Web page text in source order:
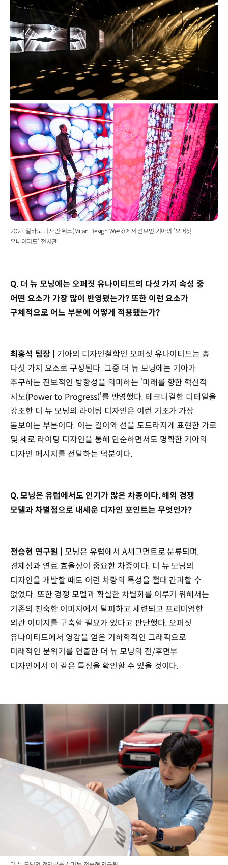
2023 밀라노 디자인 위크(Milan Design Week)에서 선보인 기아의 ‘오퍼짓
유나이티드’ 전시관
Q. 더 뉴 모닝에는 오퍼짓 유나이티드의 다섯 가지 속성 중
어떤 요소가 가장 많이 반영됐는가? 또한 이런 요소가
구체적으로 어느 부분에 어떻게 적용됐는가?
최홍석 팀장 |
기아의 디자인철학인 오퍼짓 유나이티드는 총
다섯 가지 요소로 구성된다. 그중 더 뉴 모닝에는 기아가
추구하는 진보적인 방향성을 의미하는 ‘미래를 향한 혁신적
시도(Power to Progress)’를 반영했다. 테크니컬한 디테일을
강조한 더 뉴 모닝의 라이팅 디자인은 이런 기조가 가장
돋보이는 부분이다. 이는 길이와 선을 도드라지게 표현한 가로
및 세로 라이팅 디자인을 통해 단순하면서도 명확한 기아의
디자인 메시지를 전달하는 덕분이다.
Q. 모닝은 유럽에서도 인기가 많은 차종이다. 해외 경쟁
모델과 차별점으로 내세운 디자인 포인트는 무엇인가?
전승현 연구원 | 모닝은 유럽에서 A세그먼트로 분류되며,
경제성과 연료 효율성이 중요한 차종이다. 더 뉴 모닝의
디자인을 개발할 때도 이런 차량의 특성을 절대 간과할 수
없었다. 또한 경쟁 모델과 확실한 차별화를 이루기 위해서는
기존의 친숙한 이미지에서 탈피하고 세련되고 프리미엄한
외관 이미지를 구축할 필요가 있다고 판단했다. 오퍼짓
유나이티드에서 영감을 얻은 기하학적인 그래픽으로
미래적인 분위기를 연출한 더 뉴 모닝의 전/후면부
디자인에서 이 같은 특징을 확인할 수 있을 것이다.